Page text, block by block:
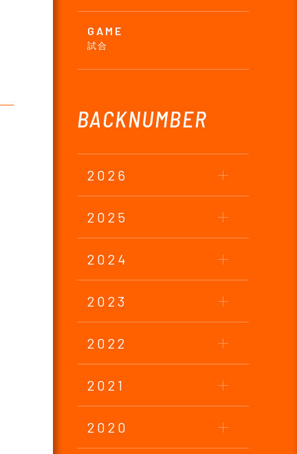
GAME
試合
BACKNUMBER
2026
2025
2024
2023
2022
2021
2020